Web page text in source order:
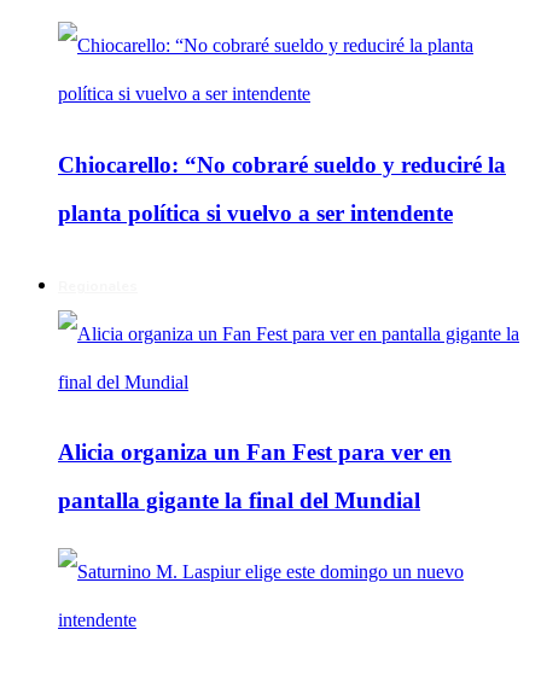
Chiocarello: “No cobraré sueldo y reduciré la
planta política si vuelvo a ser intendente
Alicia organiza un Fan Fest para ver en
pantalla gigante la final del Mundial